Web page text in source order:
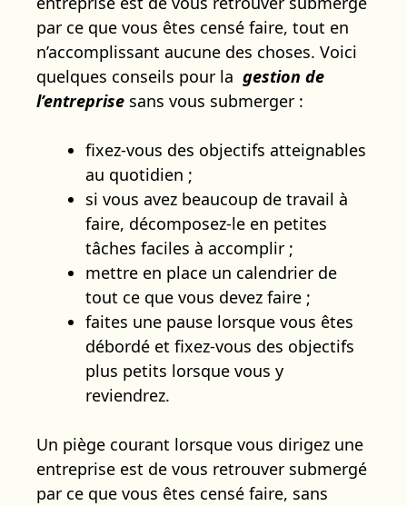
par ce que vous êtes censé faire, tout en
n’accomplissant aucune des choses. Voici
quelques conseils pour la gestion de
l’entreprise sans vous submerger :
fixez-vous des objectifs atteignables
au quotidien ;
si vous avez beaucoup de travail à
faire, décomposez-le en petites
tâches faciles à accomplir ;
mettre en place un calendrier de
tout ce que vous devez faire ;
faites une pause lorsque vous êtes
débordé et fixez-vous des objectifs
plus petits lorsque vous y
reviendrez.
Un piège courant lorsque vous dirigez une
entreprise est de vous retrouver submergé
par ce que vous êtes censé faire, sans